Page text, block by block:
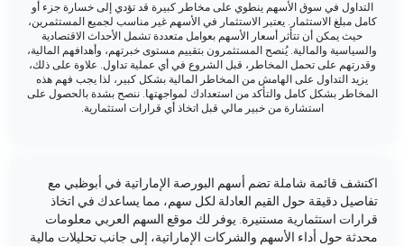
التداول في سوق الأسهم ينطوي على مخاطر كبيرة قد تؤدي إلى خسارة جزء أو
كامل مبلغ الاستثمار. يعتبر الاستثمار في الأسهم غير مناسب لجميع المستثمرين،
حيث يمكن أن تتأثر أسعار الأسهم بعوامل متعددة تشمل الأحداث الاقتصادية
والسياسية والمالية. يُنصح المستثمرون بتقييم مستوى خبرتهم، وأهدافهم المالية،
وقدرتهم على تحمل المخاطر، قبل الشروع في أي عملية تداول. علاوة على ذلك،
يزيد التداول على الهامش من المخاطر المالية بشكل كبير، لذا يجب فهم هذه
المخاطر بشكل كامل والتأكد من استعدادك لمواجهتها. ننصح بشدة بالحصول على
استشارة من خبير مالي قبل اتخاذ أي قرارات استثمارية.
اكتشف قائمة شاملة تضم أسهم البورصة الإماراتية في أبوظبي مع
تفاصيل دقيقة حول القيم العادلة لكل سهم، مما يساعدك في اتخاذ
قرارات استثمارية مستنيرة. يوفر لك موقع السهم العربي معلومات
محدثة حول أداء الأسهم والشركات الإماراتية، إلى جانب تحليلات مالية